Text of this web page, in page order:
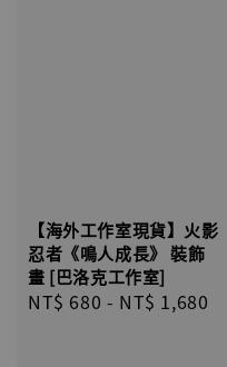
【海外工作室現貨】火影
忍者《鳴人成長》 裝飾
畫 [巴洛克工作室]
Regular
NT$ 680 - NT$ 1,680